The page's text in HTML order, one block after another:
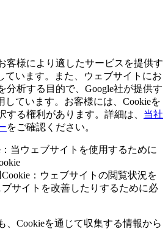
客様により適したサービスを提供す
ています。また、ウェブサイトにお
分析する目的で、Google社が提供す
しています。お客様には、Cookieを
する権利があります。詳細は、 当社
をご確認ください。
当ウェブサイトを使用するために
：ウェブサイトの閲覧状況を
サイトを改善したりするために必
、Cookieを通じて収集する情報から